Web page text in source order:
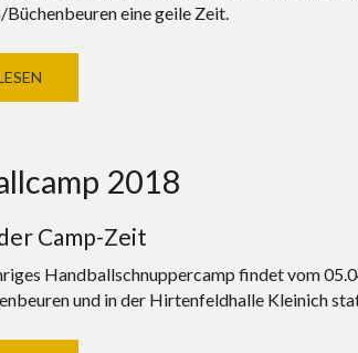
Büchenbeuren eine geile Zeit.
2018
Camp-Zeit
Handballschnuppercamp findet vom
und in der Hirtenfeldhalle Kleinich